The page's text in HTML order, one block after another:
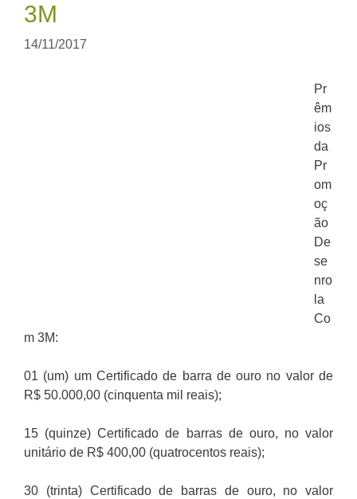
3M
14/11/2017
Pr
êm
ios
da
Pr
om
oç
ão
De
se
nro
la
Co
m 3M:
01 (um) um Certificado de barra de ouro no valor de
R$ 50.000,00 (cinquenta mil reais);
15 (quinze) Certificado de barras de ouro, no valor
unitário de R$ 400,00 (quatrocentos reais);
30 (trinta) Certificado de barras de ouro, no valor